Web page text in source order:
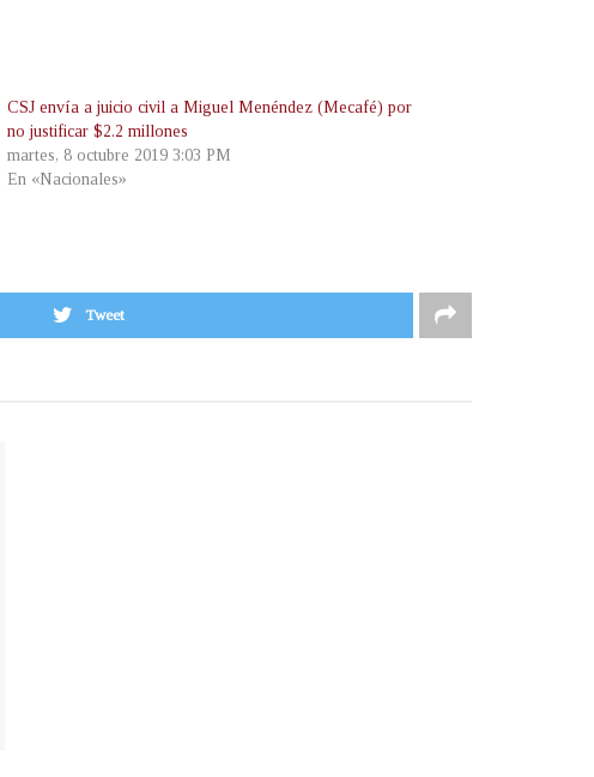
CSJ envía a juicio civil a Miguel Menéndez (Mecafé) por
no justificar $2.2 millones
martes, 8 octubre 2019 3:03 PM
En «Nacionales»
Tweet